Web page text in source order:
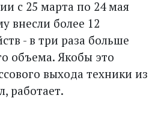
с 25 марта по 24 мая
внесли более 12
- в три раза больше
объема. Якобы это
выхода техники из
работает.